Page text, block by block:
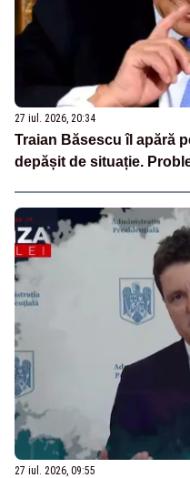
27 iul. 2026, 20:34
Traian Băsescu îl apără
depășit de situație.
27 iul. 2026, 09:55